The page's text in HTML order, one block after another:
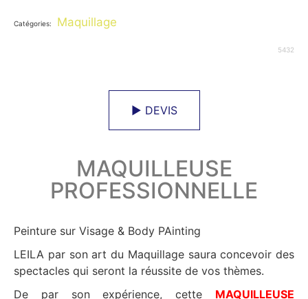
Catégories: Maquillage
5432
► DEVIS
MAQUILLEUSE
PROFESSIONNELLE
Peinture sur Visage & Body PAinting
LEILA par son art du Maquillage saura concevoir des
spectacles qui seront la réussite de vos thèmes.
De par son expérience, cette MAQUILLEUSE